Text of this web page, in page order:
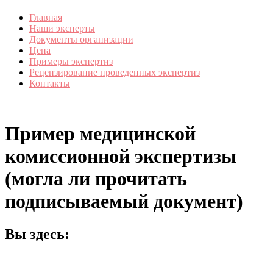
Главная
Наши эксперты
Документы организации
Цена
Примеры экспертиз
Рецензирование проведенных экспертиз
Контакты
Пример медицинской
комиссионной экспертизы
(могла ли прочитать
подписываемый документ)
Вы здесь: